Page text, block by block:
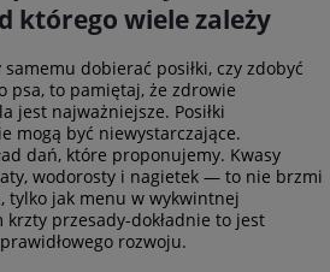
którego wiele zależy
dobierać posiłki, czy zdobyć
psa, to pamiętaj, że zdrowie
jest najważniejsze. Posiłki
mogą być niewystarczające.
dań, które proponujemy. Kwasy
wodorosty i nagietek — to nie brzmi
tylko jak menu w wykwintnej
przesady-dokładnie to jest
rozwoju.